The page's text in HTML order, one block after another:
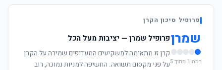
פרופיל סיכון הקרן
שמרן
רמה 1 מתוך 5
פרופיל שמרן — יציבות מעל הכל
קרן זו מתאימה למשקיעים המעדיפים שמירה על הקרן
על פני מקסום תשואה. החשיפה למניות נמוכה, רוב